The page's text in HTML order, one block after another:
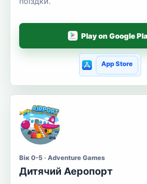
Play on Google
App Store
Вік 0-5 · Adventure Games
Дитячий Аеропорт